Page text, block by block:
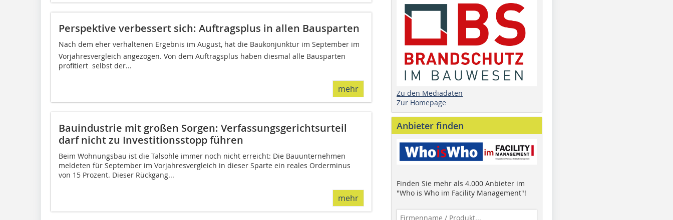
Perspektive verbessert sich: Auftragsplus in allen Bausparten
Nach dem eher verhaltenen Ergebnis im August, hat die Baukonjunktur im September im
Vorjahresvergleich angezogen. Von dem Auftragsplus haben diesmal alle Bausparten
profitiert  selbst der...
mehr
Bauindustrie mit großen Sorgen: Verfassungsgerichtsurteil
darf nicht zu Investitionsstopp führen
Beim Wohnungsbau ist die Talsohle immer noch nicht erreicht: Die Bauunternehmen
meldeten für September im Vorjahresvergleich in dieser Sparte ein reales Orderminus
von 15 Prozent. Dieser Rückgang...
mehr
Zu den Mediadaten
Zur Homepage
Anbieter finden
Finden Sie mehr als 4.000 Anbieter im
"Who is Who im Facility Management"!